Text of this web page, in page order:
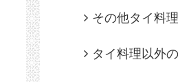
その他タイ料
タイ料理以外